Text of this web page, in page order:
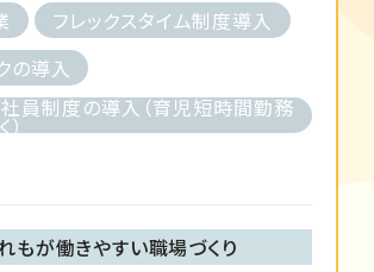
フレックスタイム制度導入
の導入
員制度の導入（育児短時間勤務
）
もが働きやすい職場づくり